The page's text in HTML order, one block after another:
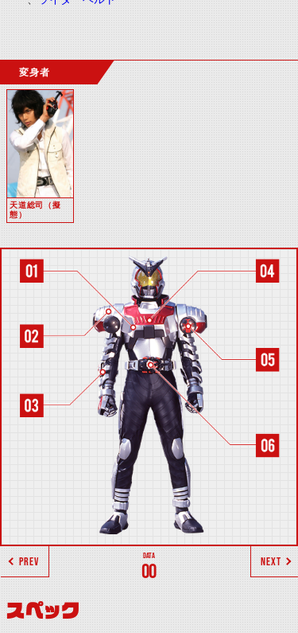
変身者
天道総司（擬
態）
00
PREV NEXT
スペック